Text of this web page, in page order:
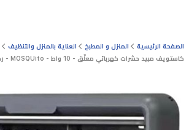
الصفحة الرئيسية المنزل و المطبخ
العناية بالمنزل والتنظيف
كاستويف مبيد حشرات كهربائي معلّق - 10 واط - MOSQUito - رمادي